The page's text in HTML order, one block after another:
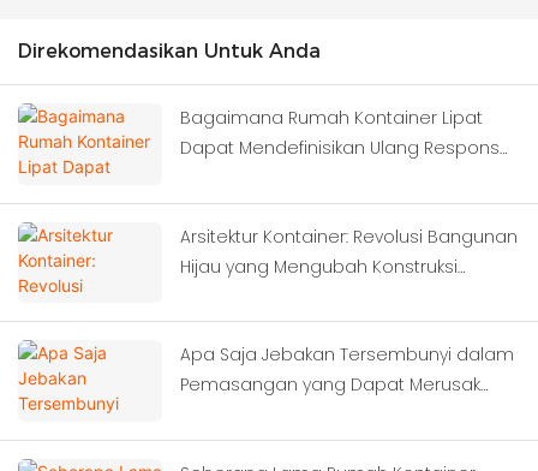
Direkomendasikan Untuk Anda
Bagaimana Rumah Kontainer Lipat
Dapat Mendefinisikan Ulang Respons
Arsitektur Kontainer: Revolusi Bangunan
Hijau yang Mengubah Konstruksi
Apa Saja Jebakan Tersembunyi dalam
Pemasangan yang Dapat Merusak